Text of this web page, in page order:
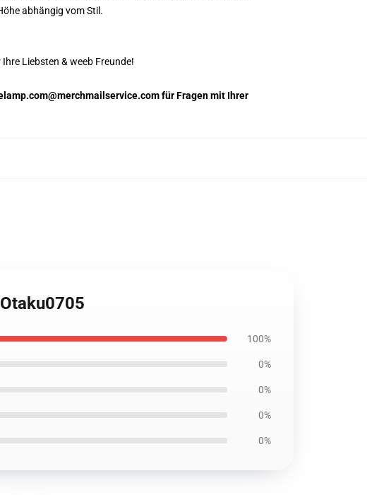
abhängig vom Stil.
Liebsten & weeb Freunde!
für Fragen mit Ihrer
100%
0%
0%
0%
0%